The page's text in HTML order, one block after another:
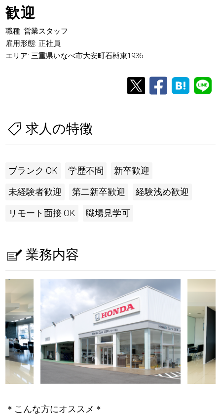
歓迎
職種: 営業スタッフ
雇用形態: 正社員
エリア: 三重県いなべ市大安町石榑東1936
求人の特徴
ブランク OK 学歴不問 新卒歓迎
未経験者歓迎 第二新卒歓迎 経験浅め歓迎
リモート面接 OK 職場見学可
業務内容
＊こんな方にオススメ＊